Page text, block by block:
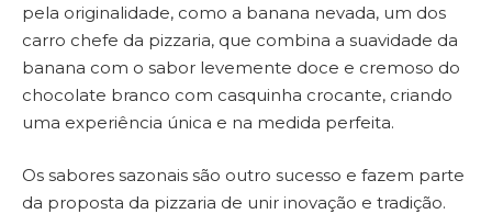
pela originalidade, como a banana nevada, um dos
carro chefe da pizzaria, que combina a suavidade da
banana com o sabor levemente doce e cremoso do
chocolate branco com casquinha crocante, criando
uma experiência única e na medida perfeita.
Os sabores sazonais são outro sucesso e fazem parte
da proposta da pizzaria de unir inovação e tradição.